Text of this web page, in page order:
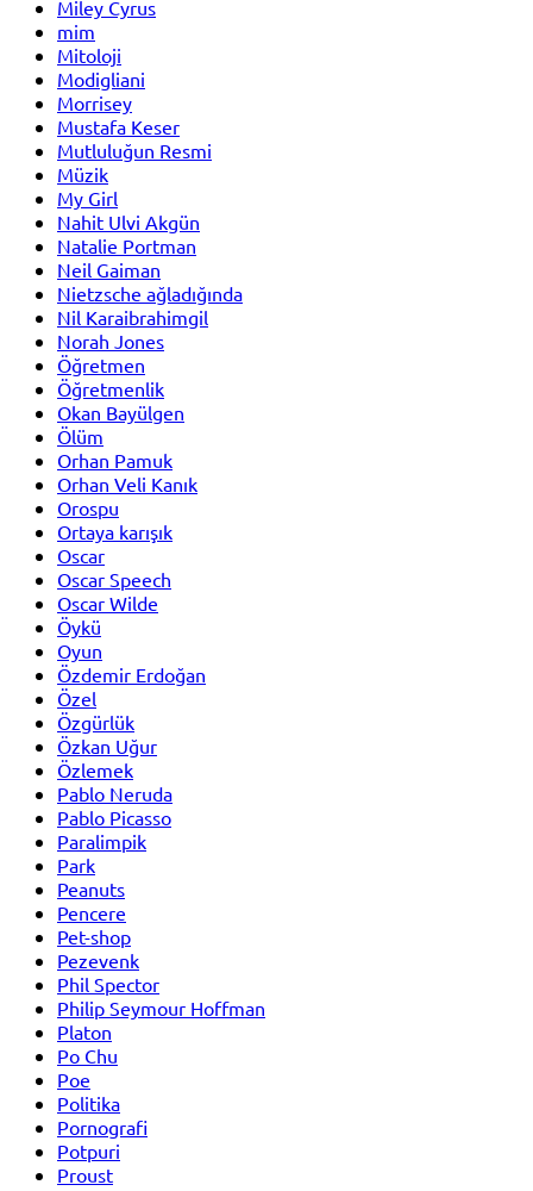
Miley Cyrus
mim
Mitoloji
Modigliani
Morrisey
Mustafa Keser
Mutluluğun Resmi
Müzik
My Girl
Nahit Ulvi Akgün
Natalie Portman
Neil Gaiman
Nietzsche ağladığında
Nil Karaibrahimgil
Norah Jones
Öğretmen
Öğretmenlik
Okan Bayülgen
Ölüm
Orhan Pamuk
Orhan Veli Kanık
Orospu
Ortaya karışık
Oscar
Oscar Speech
Oscar Wilde
Öykü
Oyun
Özdemir Erdoğan
Özel
Özgürlük
Özkan Uğur
Özlemek
Pablo Neruda
Pablo Picasso
Paralimpik
Park
Peanuts
Pencere
Pet-shop
Pezevenk
Phil Spector
Philip Seymour Hoffman
Platon
Po Chu
Poe
Politika
Pornografi
Potpuri
Proust